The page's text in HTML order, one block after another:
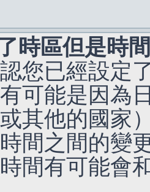
時區但是時
您已經設定
可能是因為
其他的國家
間之間的變
間有可能會